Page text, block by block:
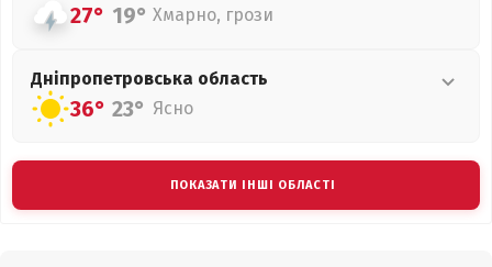
27° 19° Хмарно, грози
Дніпропетровська область
36° 23° Ясно
ПОКАЗАТИ ІНШІ ОБЛАСТІ